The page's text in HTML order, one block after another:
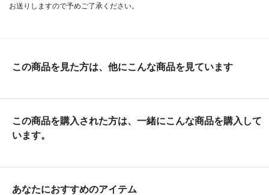
お送りしますので予めご了承ください。
この商品を見た方は、他にこんな商品を見ています
この商品を購入された方は、一緒にこんな商品を購入して
います。
あなたにおすすめのアイテム